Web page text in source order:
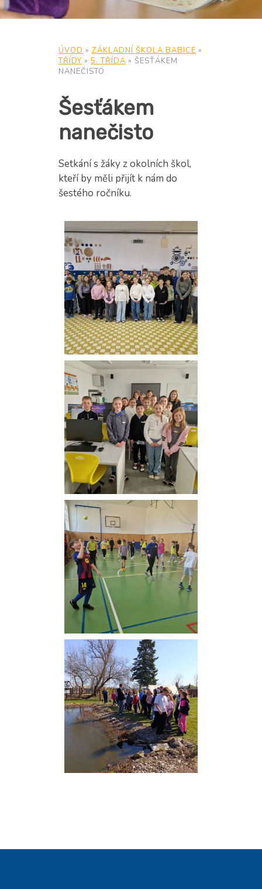
ÚVOD » ZÁKLADNÍ ŠKOLA BABICE »
TŘÍDY » 5. TŘÍDA » ŠESŤÁKEM
NANEČISTO
Šesťákem
nanečisto
Setkání s žáky z okolních škol,
kteří by měli přijít k nám do
šestého ročníku.